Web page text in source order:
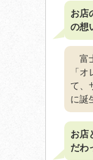
お店
の想
富
「
て、
に誕
お店
だわ